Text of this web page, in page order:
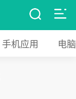
手机应用 电